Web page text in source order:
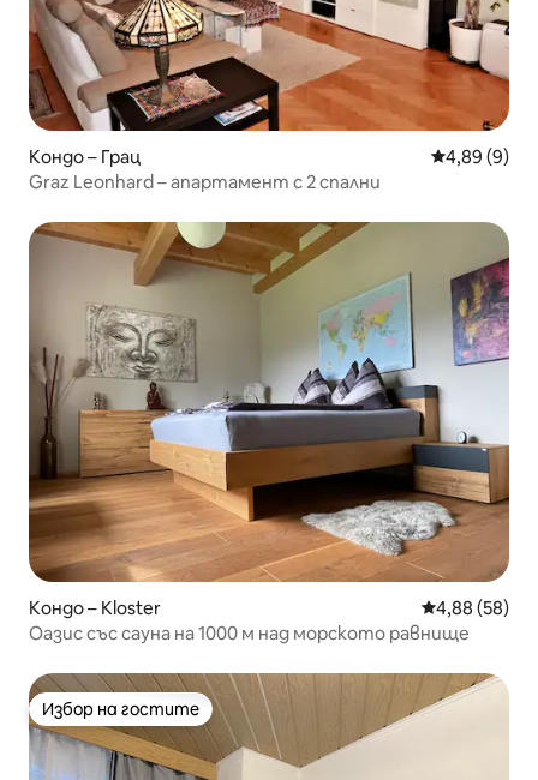
Кондо – Грац Средна
4,89 (9)
Graz Leonhard – апартамент с 2 спални
Кондо – Kloster Средна
4,88 (58)
Оазис със сауна на 1000 м над морското равнище
Избор на гостите
Избор на гостите